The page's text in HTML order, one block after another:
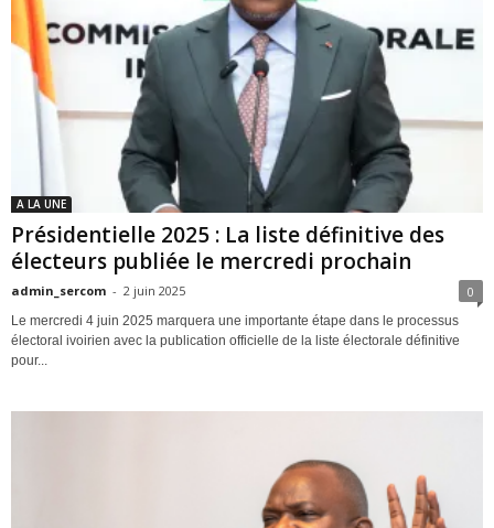
A LA UNE
Présidentielle 2025 : La liste définitive des
électeurs publiée le mercredi prochain
admin_sercom - 2 juin 2025 0
Le mercredi 4 juin 2025 marquera une importante étape dans le processus
électoral ivoirien avec la publication officielle de la liste électorale définitive
pour...